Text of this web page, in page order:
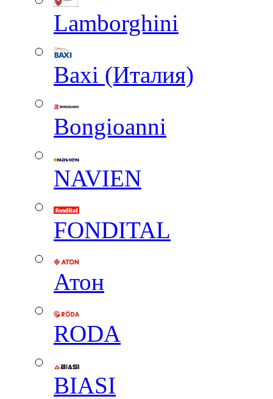
Lamborghini
Baxi (Италия)
Вongioanni
NAVIEN
FONDITAL
Атон
RODA
BIASI